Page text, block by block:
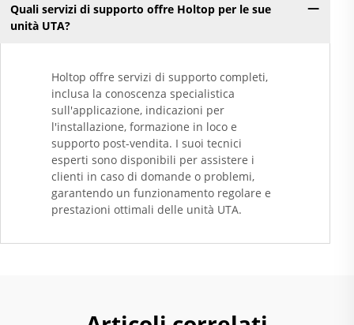
Quali servizi di supporto offre Holtop per le sue
unità UTA?
Holtop offre servizi di supporto completi,
inclusa la conoscenza specialistica
sull'applicazione, indicazioni per
l'installazione, formazione in loco e
supporto post-vendita. I suoi tecnici
esperti sono disponibili per assistere i
clienti in caso di domande o problemi,
garantendo un funzionamento regolare e
prestazioni ottimali delle unità UTA.